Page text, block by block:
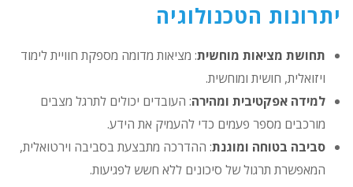
יתרונות הטכנולוגיה
תחושת מציאות מוחשית: מציאות מדומה מספקת חוויית לימוד
ויזואלית, חושית ומוחשית.
למידה אפקטיבית ומהירה: העובדים יכולים לתרגל מצבים
מורכבים מספר פעמים כדי להעמיק את הידע.
סביבה בטוחה ומוגנת: ההדרכה מתבצעת בסביבה וירטואלית,
המאפשרת תרגול של סיכונים ללא חשש לפגיעות.